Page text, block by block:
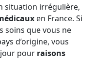
situation irrégulière,
en France. Si
soins que vous ne
d’origine, vous
pour raisons